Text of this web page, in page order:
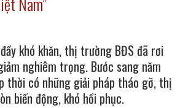
khó khăn, thị trường BĐS đã rơi
nghiêm trọng. Bước sang năm
thời có những giải pháp tháo gỡ, thị
biến động, khó hồi phục.